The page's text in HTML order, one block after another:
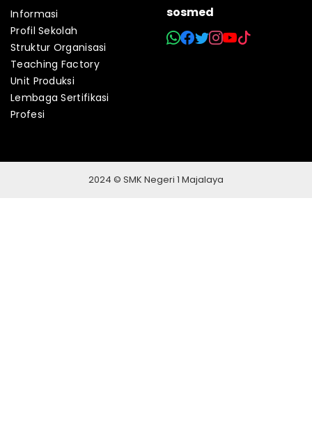
Informasi
Profil Sekolah
Struktur Organisasi
Teaching Factory
Unit Produksi
Lembaga Sertifikasi
Profesi
sosmed
2024 © SMK Negeri 1 Majalaya